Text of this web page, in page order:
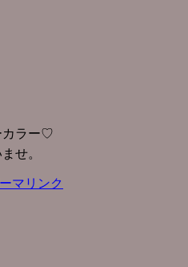
カラー♡
せ。
マリンク